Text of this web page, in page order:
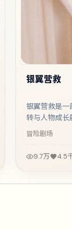
银翼营救
银翼营救是
转与人物成长
冒险剧场
9.7万 4.5